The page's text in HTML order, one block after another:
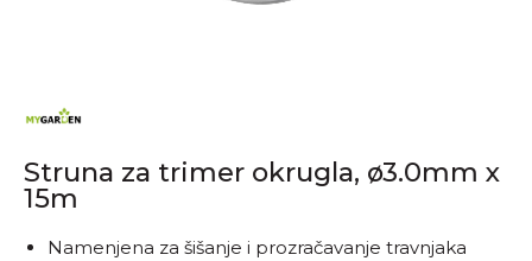
Struna za trimer okrugla, ø3.0mm x
15m
Namenjena za šišanje i prozračavanje travnjaka